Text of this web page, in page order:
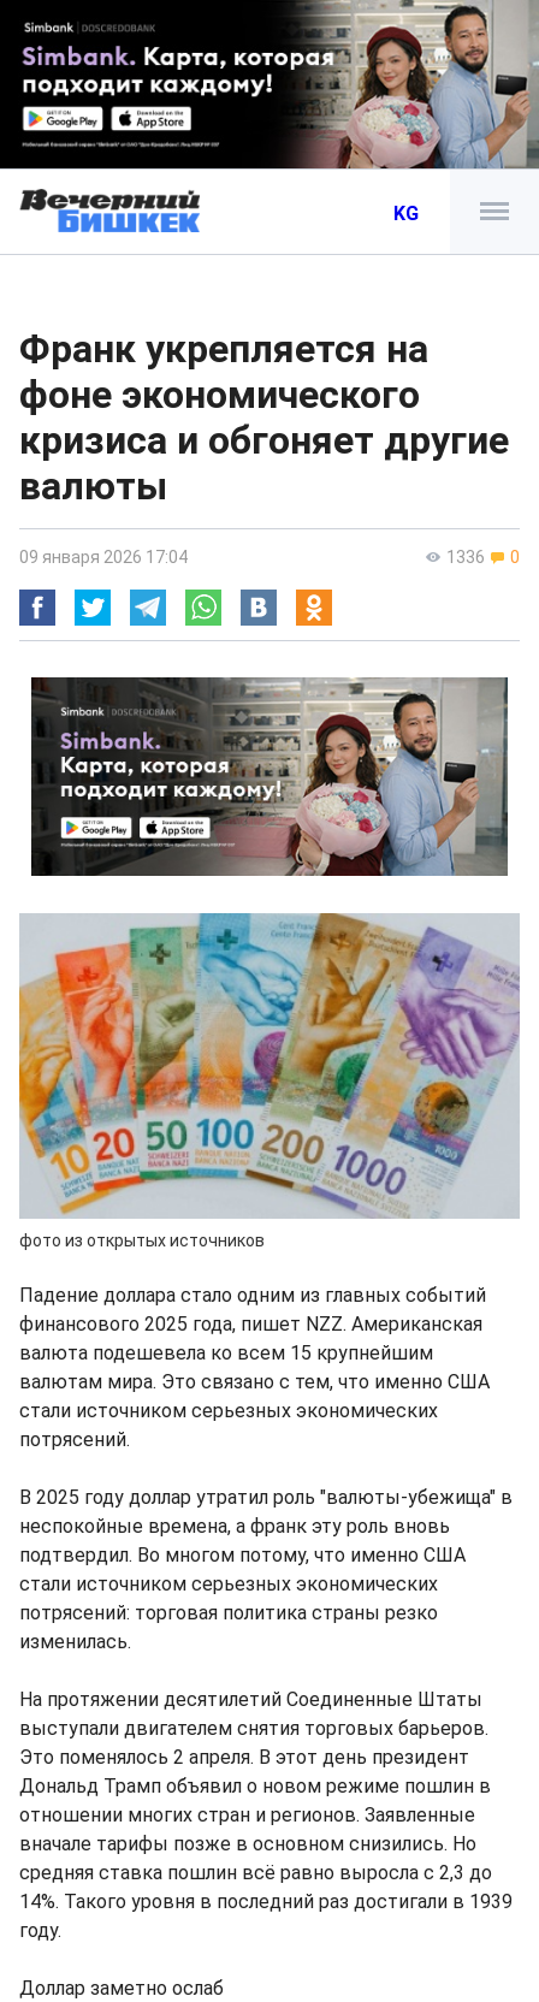
KG
Франк укрепляется на
фоне экономического
кризиса и обгоняет другие
валюты
1336 0
09 января 2026 17:04
фото из открытых источников
Падение доллара стало одним из главных событий
финансового 2025 года, пишет NZZ. Американская
валюта подешевела ко всем 15 крупнейшим
валютам мира. Это связано с тем, что именно США
стали источником серьезных экономических
потрясений.
В 2025 году доллар утратил роль "валюты-убежища" в
неспокойные времена, а франк эту роль вновь
подтвердил. Во многом потому, что именно США
стали источником серьезных экономических
потрясений: торговая политика страны резко
изменилась.
На протяжении десятилетий Соединенные Штаты
выступали двигателем снятия торговых барьеров.
Это поменялось 2 апреля. В этот день президент
Дональд Трамп объявил о новом режиме пошлин в
отношении многих стран и регионов. Заявленные
вначале тарифы позже в основном снизились. Но
средняя ставка пошлин всё равно выросла с 2,3 до
14%. Такого уровня в последний раз достигали в 1939
году.
Доллар заметно ослаб